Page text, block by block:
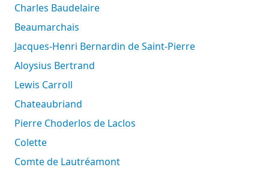
Charles Baudelaire
Beaumarchais
Jacques-Henri Bernardin de Saint-Pierre
Aloysius Bertrand
Lewis Carroll
Chateaubriand
Pierre Choderlos de Laclos
Colette
Comte de Lautréamont